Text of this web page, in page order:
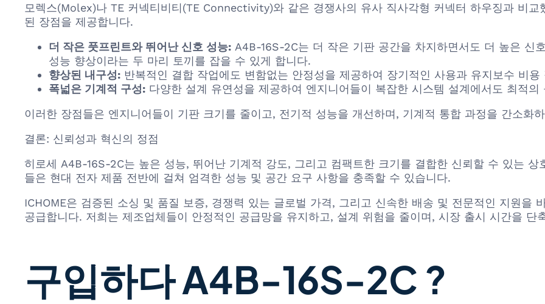
모렉스(Molex)나 TE 커넥티비티(TE Connectivity)와 같은 경쟁사의 유사 직사각형 커넥터 하우징과 비
된 장점을 제공합니다.
더 작은 풋프린트와 뛰어난 신호 성능: A4B-16S-2C는 더 작은 기판 공간을 차지하면서도 더 높은 신
성능 향상이라는 두 마리 토끼를 잡을 수 있게 합니다.
향상된 내구성: 반복적인 결합 작업에도 변함없는 안정성을 제공하여 장기적인 사용과 유지보수 비용
폭넓은 기계적 구성: 다양한 설계 유연성을 제공하여 엔지니어들이 복잡한 시스템 설계에서도 최적
이러한 장점들은 엔지니어들이 기판 크기를 줄이고, 전기적 성능을 개선하며, 기계적 통합 과정을 간소화
결론: 신뢰성과 혁신의 정점
히로세 A4B-16S-2C는 높은 성능, 뛰어난 기계적 강도, 그리고 컴팩트한 크기를 결합한 신뢰할 수 있는
들은 현대 전자 제품 전반에 걸쳐 엄격한 성능 및 공간 요구 사항을 충족할 수 있습니다.
ICHOME은 검증된 소싱 및 품질 보증, 경쟁력 있는 글로벌 가격, 그리고 신속한 배송 및 전문적인 지원을
공급합니다. 저희는 제조업체들이 안정적인 공급망을 유지하고, 설계 위험을 줄이며, 시장 출시 시간을 단
구입하다 A4B-16S-2C ?